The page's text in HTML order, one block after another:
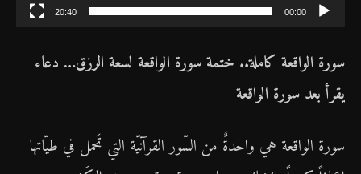
و
00:00
20:40
سورة الواقعة كاملة.. ختمة سورة الواقعة لسعة الرزق… دعاء
يقرأ بعد سورة الواقعة
سورة الواقعة هي واحدةٌ من السّور القرآنيّة التي تَحمل في طيّاتها